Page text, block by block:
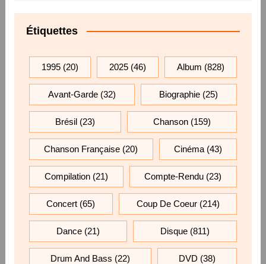
Étiquettes
1995(20) 2025 (46) Album (828)
Avant-Garde(32) Biographie (25)
Brésil(23) Chanson (159)
Chanson Française (20) Cinéma(43)
Compilation(21) Compte-Rendu (23)
Concert (65) Coup De Coeur(214)
Dance(21) Disque (811)
Drum And Bass (22) DVD (38)